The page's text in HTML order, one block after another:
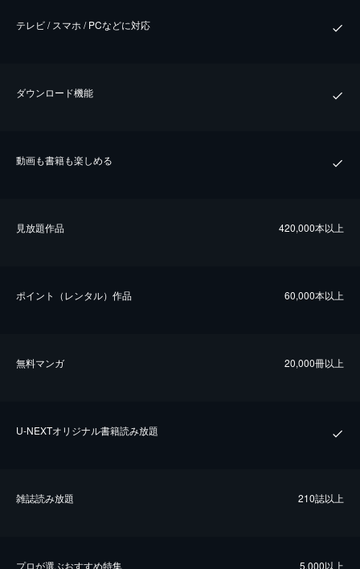
テレビ / スマホ / PCなどに対応
ダウンロード機能
動画も書籍も楽しめる
⾒放題作品 420,000本以上
ポイント（レンタル）作品 60,000本以上
無料マンガ 20,000冊以上
U-NEXTオリジナル書籍読み放題
雑誌読み放題 210誌以上
プロが選ぶおすすめ特集 5,000以上